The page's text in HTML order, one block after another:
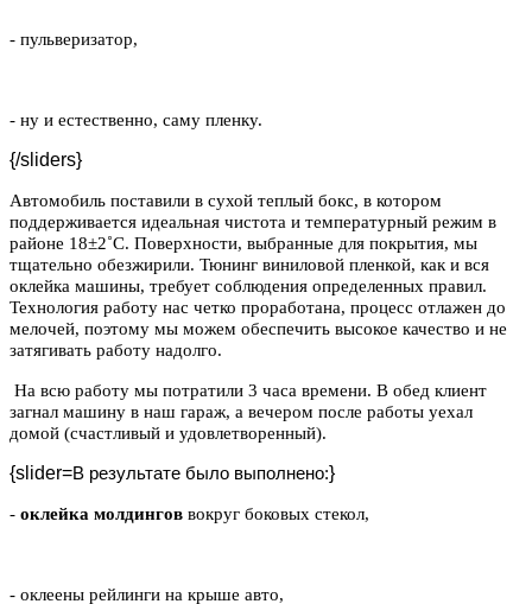
- пульверизатор,
- ну и естественно, саму пленку.
{/sliders}
Автомобиль поставили в сухой теплый бокс, в котором
поддерживается идеальная чистота и температурный режим в
районе 18±2˚С. Поверхности, выбранные для покрытия, мы
тщательно обезжирили. Тюнинг виниловой пленкой, как и вся
оклейка машины, требует соблюдения определенных правил.
Технология работу нас четко проработана, процесс отлажен до
мелочей, поэтому мы можем обеспечить высокое качество и не
затягивать работу надолго.
На всю работу мы потратили 3 часа времени. В обед клиент
загнал машину в наш гараж, а вечером после работы уехал
домой (счастливый и удовлетворенный).
{slider=В результате было выполнено:}
- оклейка молдингов вокруг боковых стекол,
- оклеены рейлинги на крыше авто,